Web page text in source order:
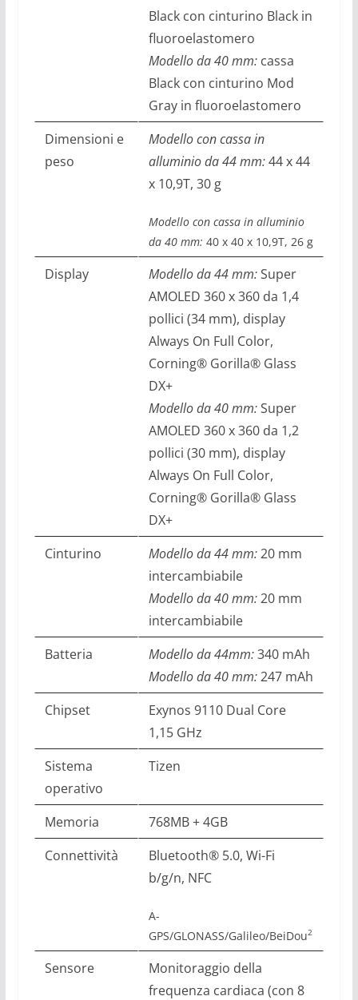
Black con cinturino Black in
fluoroelastomero
Modello da 40 mm:cassa
Black con cinturino Mod
Gray in fluoroelastomero
Dimensioni e
peso
Modello con cassa in
alluminio da 44 mm:44 x 44
x 10,9T, 30 g
Modello con cassa in alluminio
da 40 mm: 40 x 40 x 10,9T, 26 g
Display Modello da 44 mm:Super
AMOLED 360 x 360 da 1,4
pollici (34 mm), display
Always On Full Color,
Corning® Gorilla® Glass
DX+
Modello da 40 mm:Super
AMOLED 360 x 360 da 1,2
pollici (30 mm), display
Always On Full Color,
Corning® Gorilla® Glass
DX+
Cinturino
Modello da 44 mm:20 mm
intercambiabile
Modello da 40 mm:20 mm
intercambiabile
Batteria
Modello da 44mm:340 mAh
Modello da 40 mm:247 mAh
Chipset
Exynos 9110 Dual Core
1,15 GHz
Sistema
operativo
Tizen
Memoria
768MB + 4GB
Connettività
Bluetooth® 5.0, Wi-Fi
b/g/n, NFC
A-
GPS/GLONASS/Galileo/BeiDou2
Sensore
Monitoraggio della
frequenza cardiaca (con 8